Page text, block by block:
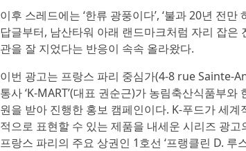
이후 스레드에는 ‘한류 광풍이다’, ‘불과 20년 전
답글부터, 남산타워 아래 랜드마크처럼 자리 잡
관을 잘 지었다는 반응이 속속 올라왔다.
이번 광고는 프랑스 파리 중심가(4-8 rue Sainte-
통사 ‘K-MART’(대표 권순근)가 농림축산식품부
원을 받아 진행한 홍보 캠페인이다. K-푸드가 세
적으로 표현할 수 있는 제품을 내세운 시리즈 광
프랑스 파리의 주요 상권인 1호선 ‘프랭클린 D.